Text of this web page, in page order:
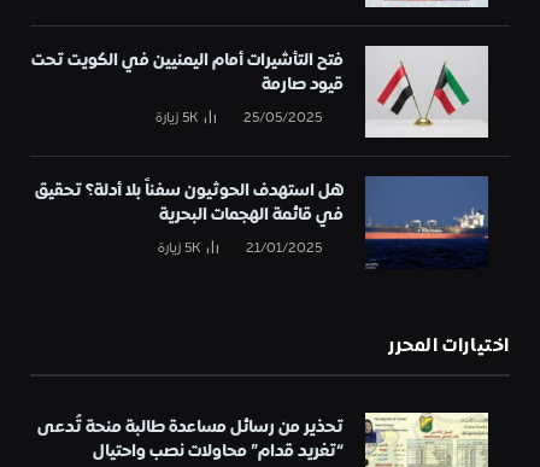
فتح التأشيرات أمام اليمنيين في الكويت تحت
قيود صارمة
25/05/2025
5Kزيارة
هل استهدف الحوثيون سفناً بلا أدلة؟ تحقيق
في قائمة الهجمات البحرية
21/01/2025
5Kزيارة
اختيارات المحرر
تحذير من رسائل مساعدة طالبة منحة تُدعى
“تغريد قدام” محاولات نصب واحتيال